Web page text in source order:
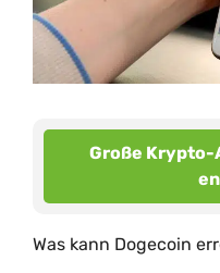
Große Krypto-
Was kann Dogecoin